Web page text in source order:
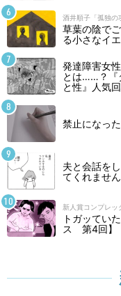
酒井順子「孤独の
草葉の陰で
る小さなイエ
発達障害女
とは……？『
と性』人気
禁止になっ
夫と会話を
てくれませ
新人賞コンプレッ
トガッてい
ス 第4回】